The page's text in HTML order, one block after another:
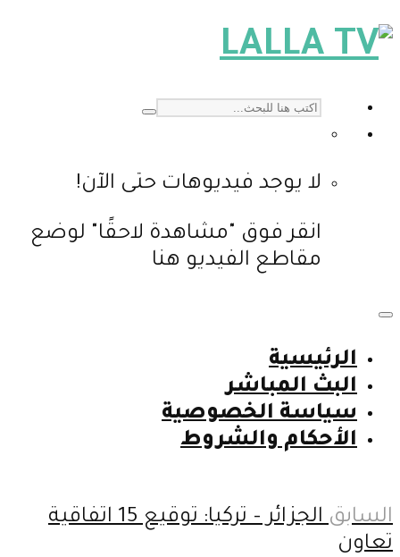
لا يوجد فيديوهات حتى الآن!
انقر فوق "مشاهدة لاحقًا" لوضع
مقاطع الفيديو هنا
الرئيسية
البث المباشر
سياسة الخصوصية
الأحكام والشروط
السابق
الجزائر – تركيا: توقيع 15 اتفاقية
تعاون